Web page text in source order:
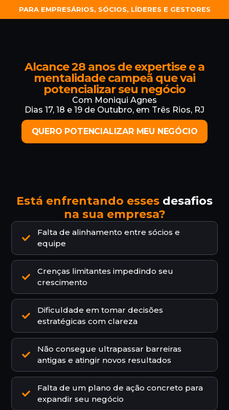
PARA EMPRESÁRIOS, SÓCIOS, LÍDERES E GESTORES
Alcance 28 anos de expertise e a
mentalidade campeã que vai
potencializar seu negócio
Com Moniqui Agnes
Dias 17, 18 e 19 de Outubro, em Três Rios, RJ
QUERO POTENCIALIZAR MEU NEGÓCIO
Está enfrentando esses desafios
na sua empresa?
Falta de alinhamento entre sócios e
equipe
Crenças limitantes impedindo seu
crescimento
Dificuldade em tomar decisões
estratégicas com clareza
Não consegue ultrapassar barreiras
antigas e atingir novos resultados
Falta de um plano de ação concreto para
expandir seu negócio